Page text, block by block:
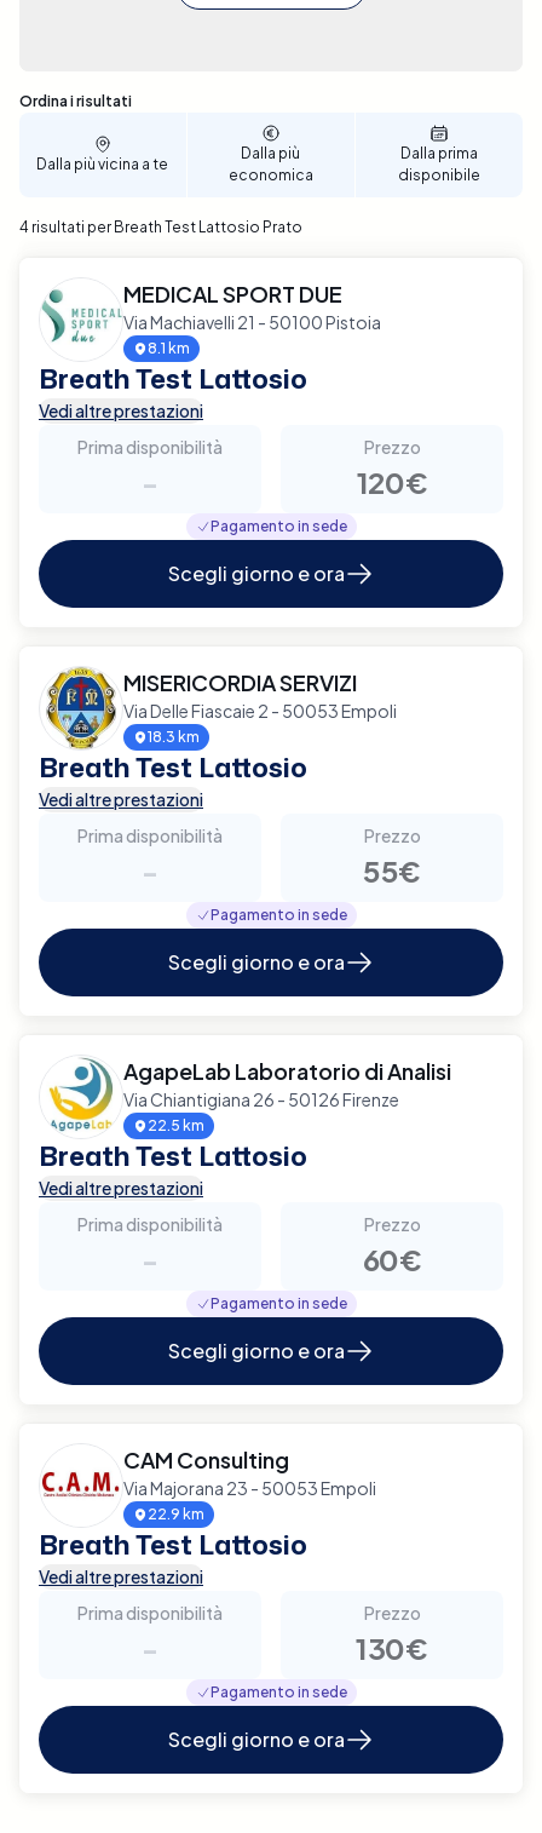
Sono stati trovati 4 risultati
Ordina i risultati
Dalla più vicina a te
Dalla più
economica
Dalla prima
disponibile
4 risultati per Breath Test Lattosio Prato
MEDICAL SPORT DUE
Via Machiavelli 21 - 50100 Pistoia
8.1 km
Breath Test Lattosio
Vedi altre prestazioni
Prima disponibilità
-
Prezzo
120€
Pagamento in sede
Scegli giorno e ora
MISERICORDIA SERVIZI
Via Delle Fiascaie 2 - 50053 Empoli
18.3 km
Breath Test Lattosio
Vedi altre prestazioni
Prima disponibilità
-
Prezzo
55€
Pagamento in sede
Scegli giorno e ora
AgapeLab Laboratorio di Analisi
Via Chiantigiana 26 - 50126 Firenze
22.5 km
Breath Test Lattosio
Vedi altre prestazioni
Prima disponibilità
-
Prezzo
60€
Pagamento in sede
Scegli giorno e ora
CAM Consulting
Via Majorana 23 - 50053 Empoli
22.9 km
Breath Test Lattosio
Vedi altre prestazioni
Prima disponibilità
-
Prezzo
130€
Pagamento in sede
Scegli giorno e ora